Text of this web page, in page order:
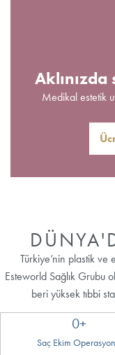
Medikal estetik
Türkiye’nin plastik ve
Esteworld Sağlık Grubu
beri yüksek tıbbi
Saç Ekim
0+